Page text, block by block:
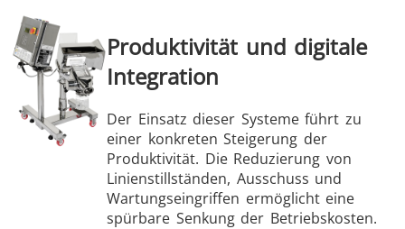
Produktivität und digitale
Integration
Der Einsatz dieser Systeme führt zu
einer konkreten Steigerung der
Produktivität. Die Reduzierung von
Linienstillständen, Ausschuss und
Wartungseingriffen ermöglicht eine
spürbare Senkung der Betriebskosten.